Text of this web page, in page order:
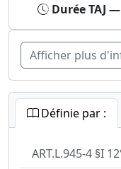
Durée TAJ
Afficher plus
Définie par :
ART.L.945-4 §I